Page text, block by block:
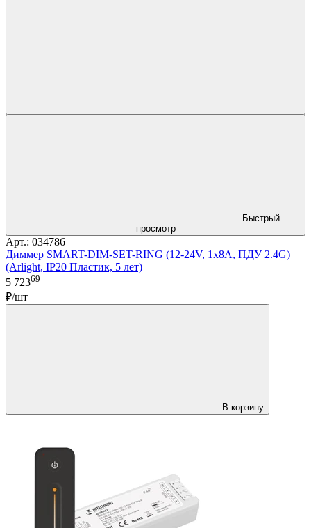
Быстрый
просмотр
Арт.: 034786
Диммер SMART-DIM-SET-RING (12-24V, 1x8A, ПДУ 2.4G)
(Arlight, IP20 Пластик, 5 лет)
5 72369
₽/шт
В корзину